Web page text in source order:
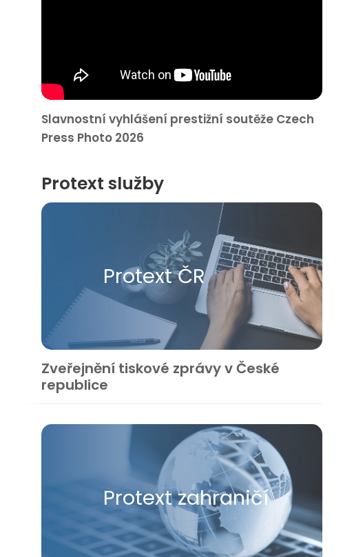
Slavnostní vyhlášení prestižní soutěže Czech
Press Photo 2026
Protext služby
Protext ČR
Zveřejnění tiskové zprávy v České
republice
Protext zahraničí